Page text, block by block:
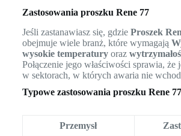
Zastosowania proszku Rene 77
Jeśli zastanawiasz się, gdzie Proszek
obejmuje wiele branż, które wymagają
wysokie temperaturyoraz
Połączenie jego właściwości sprawia, że
w sektorach, w których awaria nie
Typowe zastosowania proszku Rene
Przemysł